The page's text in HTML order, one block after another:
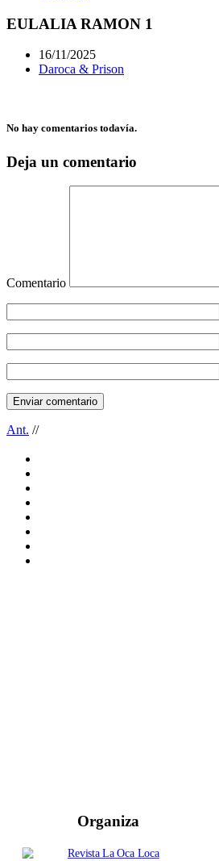
EULALIA RAMON 1
16/11/2025
Daroca & Prison
No hay comentarios todavía.
Deja un comentario
Comentario
Ant. //
Organiza